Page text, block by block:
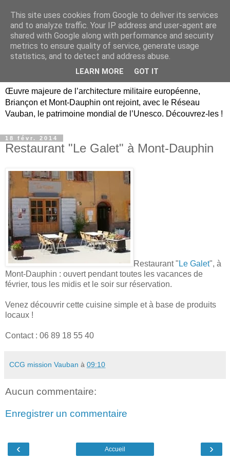
Briançon, Mont-Dauphin,
Vauban Unesco Hautes-
Œuvre majeure de l’architecture militaire européenne,
Briançon et Mont-Dauphin ont rejoint, avec le Réseau
Vauban, le patrimoine mondial de l’Unesco. Découvrez-les !
18 févr. 2014
Restaurant "Le Galet" à Mont-Dauphin
Restaurant " Le Galet", à
Mont-Dauphin : ouvert pendant toutes les vacances de
février, tous les midis et le soir sur réservation.
Venez découvrir cette cuisine simple et à base de produits
locaux !
Contact : 06 89 18 55 40
CCG mission Vauban à 09:10
Aucun commentaire:
Enregistrer un commentaire
‹ ›
Accueil
This site uses cookies from Google to deliver its services
and to analyze traffic. Your IP address and user-agent are
shared with Google along with performance and security
metrics to ensure quality of service, generate usage
statistics, and to detect and address abuse.
LEARN MORE GOT IT